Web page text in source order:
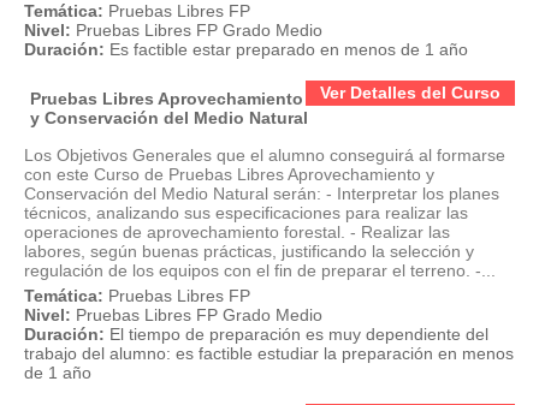
Temática: Pruebas Libres FP
Nivel: Pruebas Libres FP Grado Medio
Duración: Es factible estar preparado en menos de 1 año
Ver Detalles del Curso
Pruebas Libres Aprovechamiento
y Conservación del Medio Natural
Los Objetivos Generales que el alumno conseguirá al formarse
con este Curso de Pruebas Libres Aprovechamiento y
Conservación del Medio Natural serán: - Interpretar los planes
técnicos, analizando sus especificaciones para realizar las
operaciones de aprovechamiento forestal. - Realizar las
labores, según buenas prácticas, justificando la selección y
regulación de los equipos con el fin de preparar el terreno. -...
Temática: Pruebas Libres FP
Nivel: Pruebas Libres FP Grado Medio
Duración: El tiempo de preparación es muy dependiente del
trabajo del alumno: es factible estudiar la preparación en menos
de 1 año